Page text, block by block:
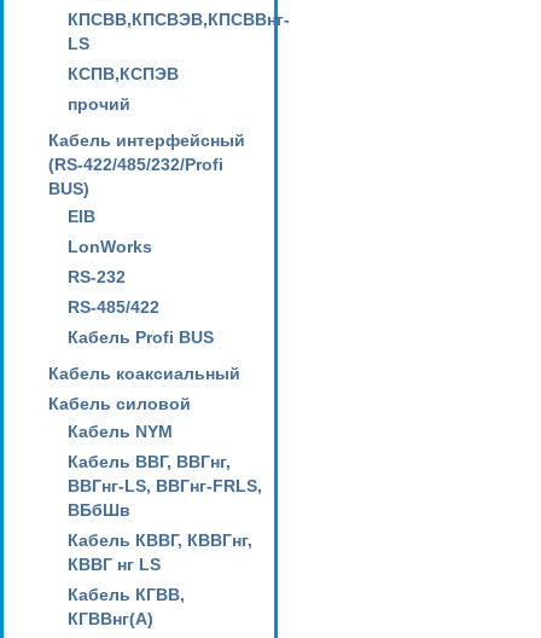
КПСВВ,КПСВЭВ,КПСВВнг-
LS
КСПВ,КСПЭВ
прочий
Кабель интерфейсный
(RS-422/485/232/Profi
BUS)
EIB
LonWorks
RS-232
RS-485/422
Кабель Profi BUS
Кабель коаксиальный
Кабель силовой
Кабель NYM
Кабель ВВГ, ВВГнг,
ВВГнг-LS, ВВГнг-FRLS,
ВБбШв
Кабель КВВГ, КВВГнг,
КВВГ нг LS
Кабель КГВВ,
КГВВнг(А)